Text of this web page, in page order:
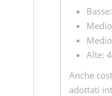
Alte:
Anche
adottati